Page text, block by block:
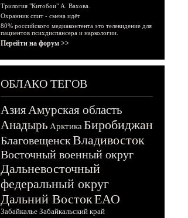
Трилогия "Китобои" А. Вахова.
Охранник спит - смена идёт
80% российского медиаконтента это телевидение для
пациентов психдиспансера и наркологии.
Перейти на форум >>
ОБЛАКО ТЕГОВ
АзияАмурская область
Анадырь Арктика Биробиджан
БлаговещенскВладивосток
Восточный военный округ
Дальневосточный
федеральный округ
Дальний ВостокЕАО
Забайкалье Забайкальский край